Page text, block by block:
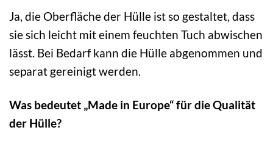
Ja, die Oberfläche der Hülle ist so gestaltet, dass
sie sich leicht mit einem feuchten Tuch abwischen
lässt. Bei Bedarf kann die Hülle abgenommen und
separat gereinigt werden.
Was bedeutet „Made in Europe“ für die Qualität
der Hülle?